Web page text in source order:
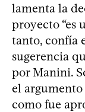
lamenta la
proyecto “es
tanto, confía
sugerencia
por Manini.
el
como fue